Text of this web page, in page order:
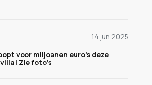
14 jun 2025
voor miljoenen euro's deze
Zie foto's